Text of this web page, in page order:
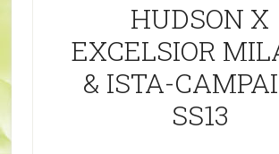
HUDSON X
EXCELSIOR
& ISTA-
SS13